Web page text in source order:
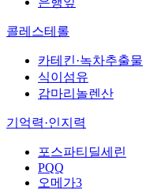
콜레스테롤
카테킨·녹차추출물
식이섬유
감마리놀렌산
기억력·인지력
포스파티딜세린
PQQ
오메가3